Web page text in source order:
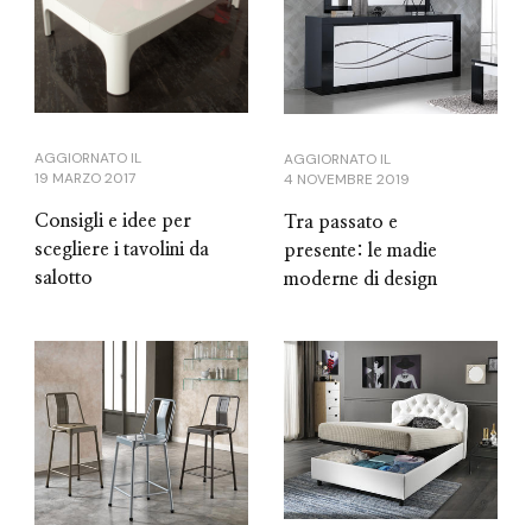
AGGIORNATO IL
19 MARZO 2017
Consigli e idee per
scegliere i tavolini da
salotto
AGGIORNATO IL
4 NOVEMBRE 2019
Tra passato e
presente: le madie
moderne di design